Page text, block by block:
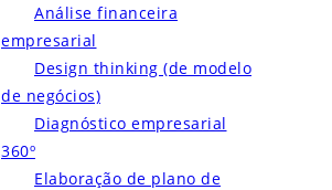
Análise financeira
empresarial
Design thinking (de modelo
de negócios)
Diagnóstico empresarial
360º
Elaboração de plano de